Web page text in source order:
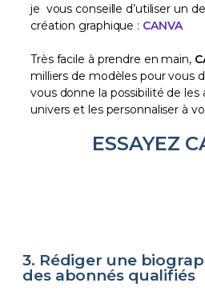
je vous conseille d’utiliser un
création graphique : CANVA
Très facile à prendre en main,
milliers de modèles pour vous
vous donne la possibilité de les
univers et les personnaliser à
ESSAYEZ
3. Rédiger une
des abonnés qualifiés